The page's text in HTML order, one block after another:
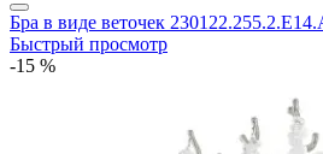
Бра в виде веточек
Быстрый просмотр
-15 %